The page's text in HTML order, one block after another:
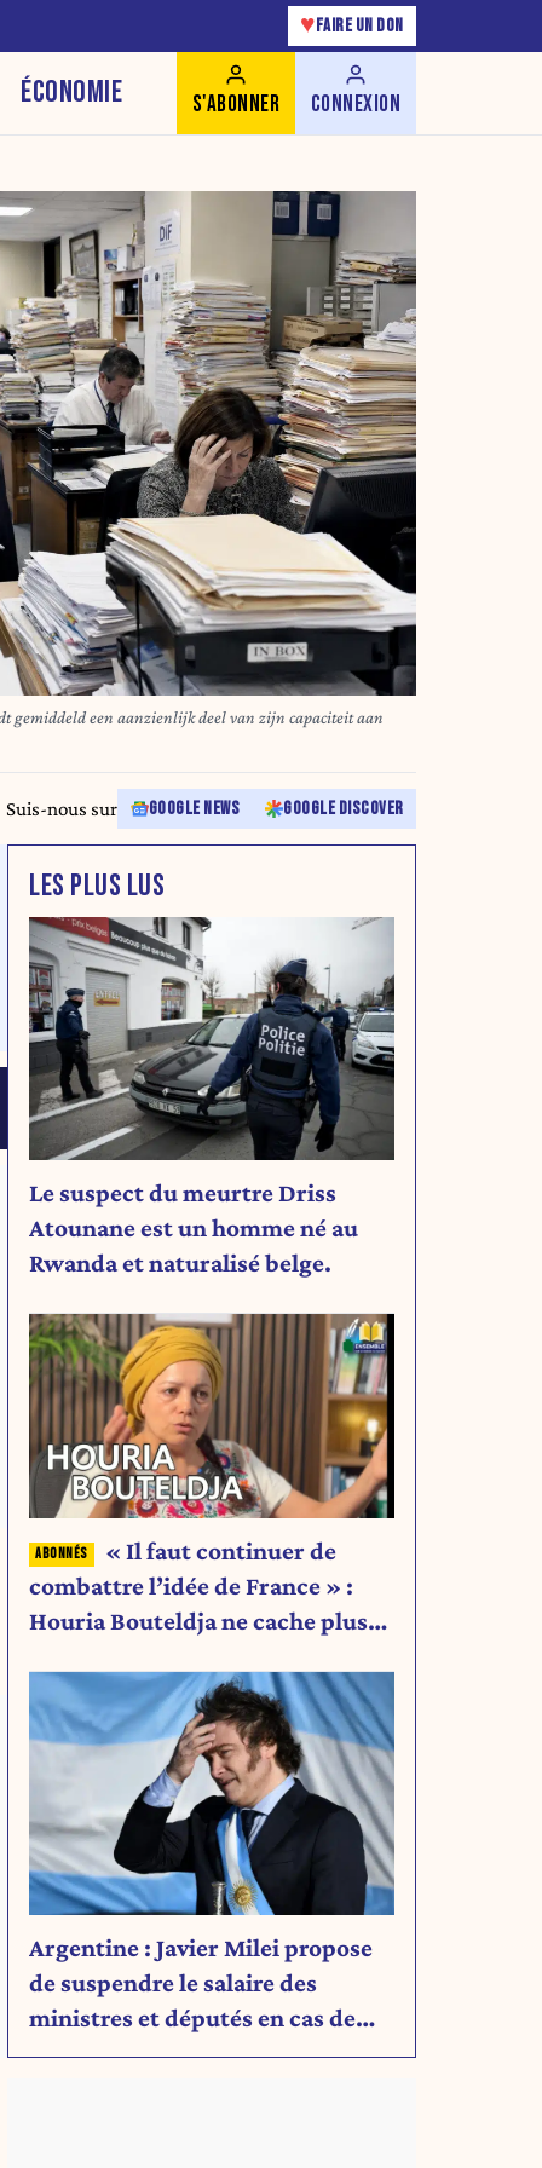
♥ FAIRE UN DON
ÉCONOMIE S'ABONNER CONNEXION
gemiddeld een aanzienlijk deel van zijn capaciteit aan
Suis-nous sur GOOGLE NEWS GOOGLE DISCOVER
LES PLUS LUS
Le suspect du meurtre Driss
Atounane est un homme né au
Rwanda et naturalisé belge.
« Il faut continuer de
combattre l’idée de France » :
Houria Bouteldja ne cache plus
Argentine : Javier Milei propose
de suspendre le salaire des
ministres et députés en cas de
déficit budgétaire